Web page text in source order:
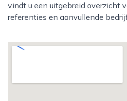
vindt u een uitgebreid overzicht
referenties en aanvullende